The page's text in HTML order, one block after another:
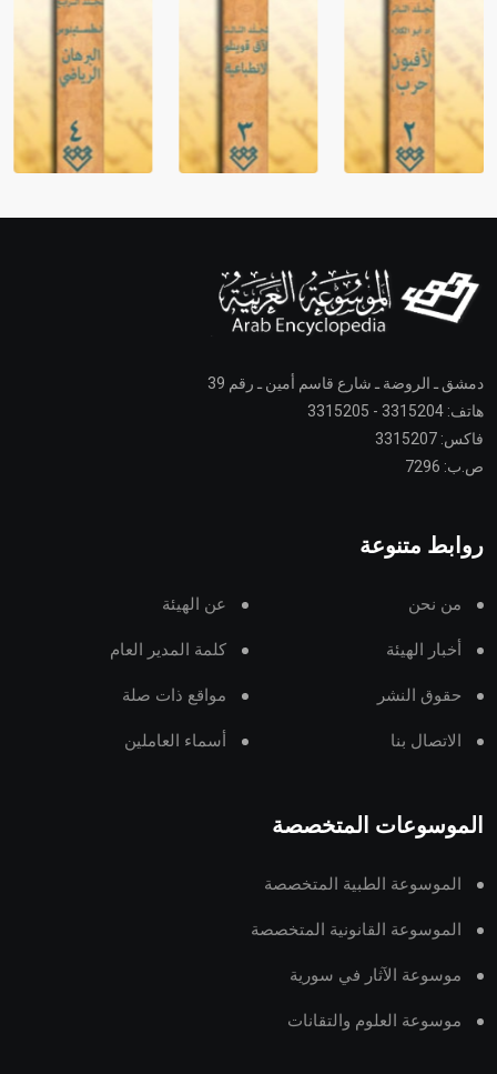
دمشق ـ الروضة ـ شارع قاسم أمين ـ رقم 39
هاتف: 3315204 - 3315205
فاكس: 3315207
ص.ب: 7296
روابط متنوعة
من نحن عن الهيئة
أخبار الهيئة كلمة المدير العام
حقوق النشر مواقع ذات صلة
الاتصال بنا أسماء العاملين
الموسوعات المتخصصة
الموسوعة الطبية المتخصصة
الموسوعة القانونية المتخصصة
موسوعة الآثار في سورية
موسوعة العلوم والتقانات